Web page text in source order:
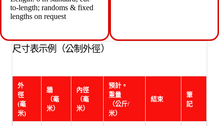
to-length; randoms & fixed
lengths on request
尺寸表示例（公制外徑）
外
徑
(毫
米)
牆
（毫
米）
內徑
（毫
米）
預計。
重量
（公斤/
米）
結束
筆
記